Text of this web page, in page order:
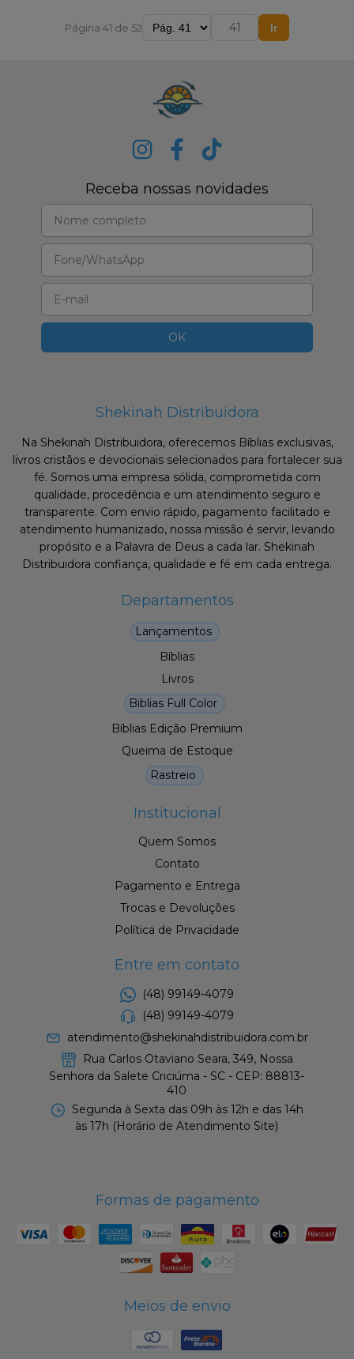
Página 41 de 52 Ir
Receba nossas novidades
Shekinah Distribuidora
Na Shekinah Distribuidora, oferecemos Bíblias exclusivas,
livros cristãos e devocionais selecionados para fortalecer sua
fé. Somos uma empresa sólida, comprometida com
qualidade, procedência e um atendimento seguro e
transparente. Com envio rápido, pagamento facilitado e
atendimento humanizado, nossa missão é servir, levando
propósito e a Palavra de Deus a cada lar. Shekinah
Distribuidora confiança, qualidade e fé em cada entrega.
Departamentos
Lançamentos
Bíblias
Livros
Biblias Full Color
Bíblias Edição Premium
Queima de Estoque
Rastreio
Institucional
Quem Somos
Contato
Pagamento e Entrega
Trocas e Devoluções
Política de Privacidade
Entre em contato
(48) 99149-4079
(48) 99149-4079
atendimento@shekinahdistribuidora.com.br
Rua Carlos Otaviano Seara, 349, Nossa
Senhora da Salete Criciúma - SC - CEP: 88813-
410
Segunda à Sexta das 09h às 12h e das 14h
às 17h (Horário de Atendimento Site)
Formas de pagamento
Meios de envio